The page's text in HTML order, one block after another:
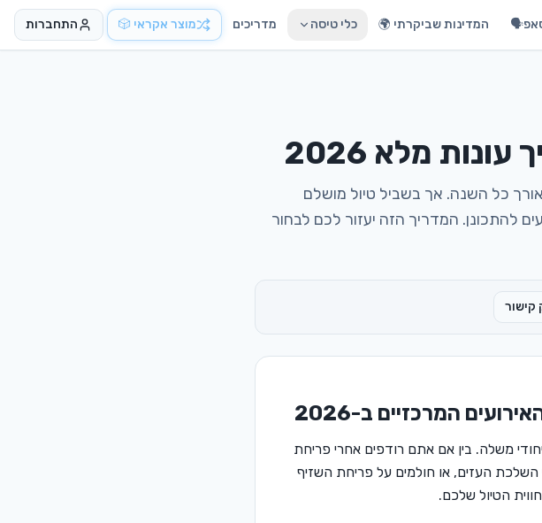
המדינות שביקרתי 🌍 כלי טיסה מדריכים מוצר אקראי 🎲 התחברות
מלא 2026
כל השנה. אך בשביל טיול מושלם
להתכונן. המדריך הזה יעזור לכם לבחור
המרכזיים ב-2026
משלה. בין אם אתם רודפים אחרי פריחת
השלכת העזים, או חולמים על פריחת השזיף
הטיול שלכם.